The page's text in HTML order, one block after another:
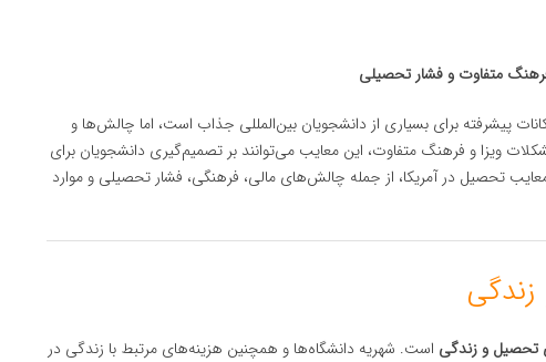
متفاوت و فشار تحصیلی
پیشرفته برای بسیاری از دانشجویان بین‌المللی جذاب است، اما چالش‌ها و
ویزا و فرهنگ متفاوت، این معایب می‌توانند بر تصمیم‌گیری دانشجویان برای
تحصیل در آمریکا، از جمله چالش‌های مالی، فرهنگی، فشار تحصیلی و موارد
تحصیل و زندگی است. شهریه دانشگاه‌ها و همچنین هزینه‌های مرتبط با زندگی در